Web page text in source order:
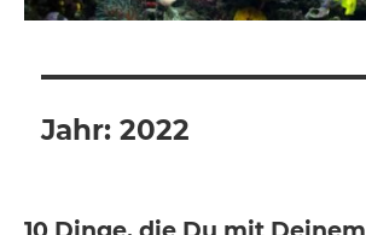
Jahr:2022